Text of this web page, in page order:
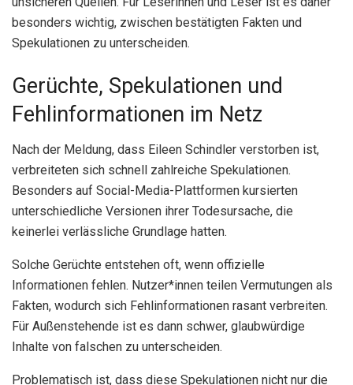
besonders wichtig, zwischen bestätigten Fakten und
Spekulationen zu unterscheiden.
Gerüchte, Spekulationen und
Fehlinformationen im Netz
Nach der Meldung, dass Eileen Schindler verstorben ist,
verbreiteten sich schnell zahlreiche Spekulationen.
Besonders auf Social-Media-Plattformen kursierten
unterschiedliche Versionen ihrer Todesursache, die
keinerlei verlässliche Grundlage hatten.
Solche Gerüchte entstehen oft, wenn offizielle
Informationen fehlen. Nutzer*innen teilen Vermutungen als
Fakten, wodurch sich Fehlinformationen rasant verbreiten.
Für Außenstehende ist es dann schwer, glaubwürdige
Inhalte von falschen zu unterscheiden.
Problematisch ist, dass diese Spekulationen nicht nur die